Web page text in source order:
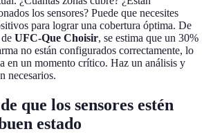
los sensores? Puede que necesites
para lograr una cobertura óptima. De
UFC-Que Choisir, se estima que un 30%
no están configurados correctamente, lo
en un momento crítico. Haz un análisis y
necesarios.
que los sensores estén
estado